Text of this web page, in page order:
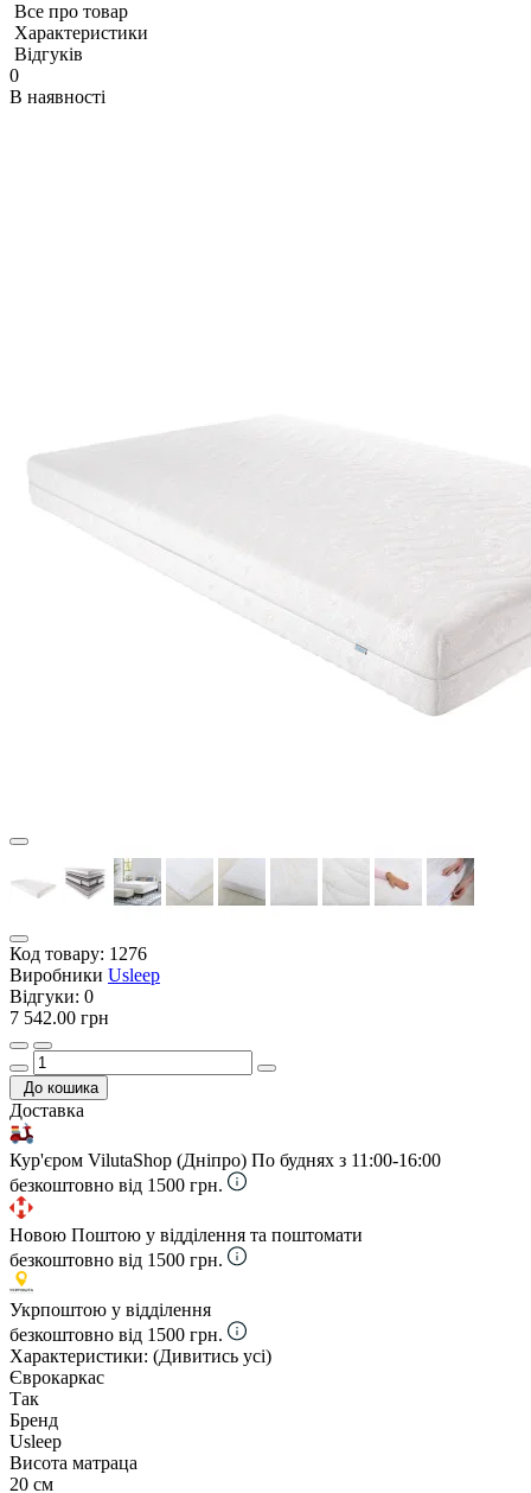
Все про товар
Характеристики
Відгуків
0
В наявності
Код товару: 1276
Виробники Usleep
Відгуки: 0
7 542.00 грн
До кошика
Доставка
Кур'єром VilutaShop (Дніпро) По буднях з 11:00-16:00
безкоштовно від 1500 грн.
Новою Поштою у відділення та поштомати
безкоштовно від 1500 грн.
Укрпоштою у відділення
безкоштовно від 1500 грн.
Характеристики: (Дивитись усі)
Єврокаркас
Так
Бренд
Usleep
Висота матраца
20 см